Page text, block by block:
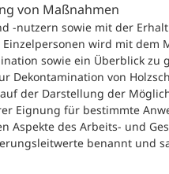
von Maßnahmen
-nutzern sowie mit der
wird mit
sowie ein Überblick
Dekontamination von
der Darstellung der
Eignung für bestimmte
Aspekte des Arbeits- und
benannt und